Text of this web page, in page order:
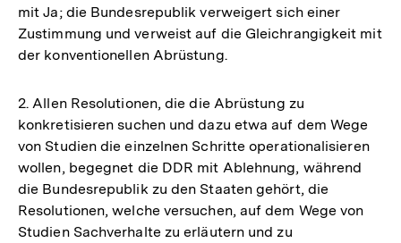
mit Ja; die Bundesrepublik verweigert sich einer
Zustimmung und verweist auf die Gleichrangigkeit mit
der konventionellen Abrüstung.
2. Allen Resolutionen, die die Abrüstung zu
konkretisieren suchen und dazu etwa auf dem Wege
von Studien die einzelnen Schritte operationalisieren
wollen, begegnet die DDR mit Ablehnung, während
die Bundesrepublik zu den Staaten gehört, die
Resolutionen, welche versuchen, auf dem Wege von
Studien Sachverhalte zu erläutern und zu